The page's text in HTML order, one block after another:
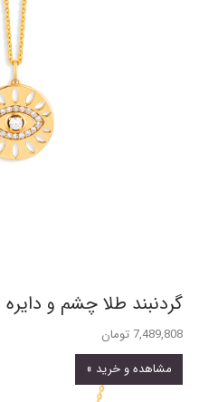
گردنبند طلا چشم و دایره
7,489,808 تومان
مشاهده و خرید »